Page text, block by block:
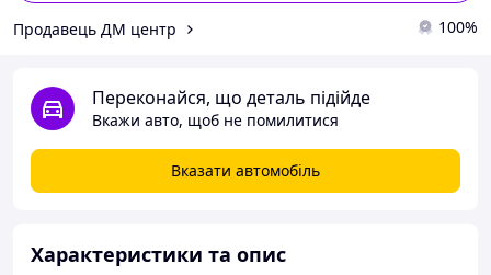
Продавець ДМ центр 100%
Переконайся, що деталь підійде
Вкажи авто, щоб не помилитися
Вказати автомобіль
Характеристики та опис